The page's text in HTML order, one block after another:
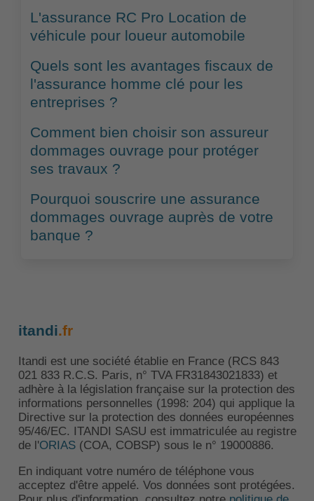
L'assurance RC Pro Location de
véhicule pour loueur automobile
Quels sont les avantages fiscaux de
l'assurance homme clé pour les
entreprises ?
Comment bien choisir son assureur
dommages ouvrage pour protéger
ses travaux ?
Pourquoi souscrire une assurance
dommages ouvrage auprès de votre
banque ?
itandi.fr
Itandi est une société établie en France (RCS 843
021 833 R.C.S. Paris, n° TVA FR31843021833) et
adhère à la législation française sur la protection des
informations personnelles (1998: 204) qui applique la
Directive sur la protection des données européennes
95/46/EC. ITANDI SASU est immatriculée au registre
de l'ORIAS(COA, COBSP) sous le n° 19000886.
En indiquant votre numéro de téléphone vous
acceptez d'être appelé. Vos données sont protégées.